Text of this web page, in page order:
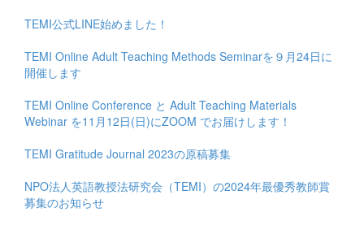
TEMI公式LINE始めました！
TEMI Online Adult Teaching Methods Seminarを９月24日に
開催します
TEMI Online Conference と Adult Teaching Materials
Webinar を11月12日(日)にZOOM でお届けします！
TEMI Gratitude Journal 2023の原稿募集
NPO法人英語教授法研究会（TEMI）の2024年最優秀教師賞
募集のお知らせ